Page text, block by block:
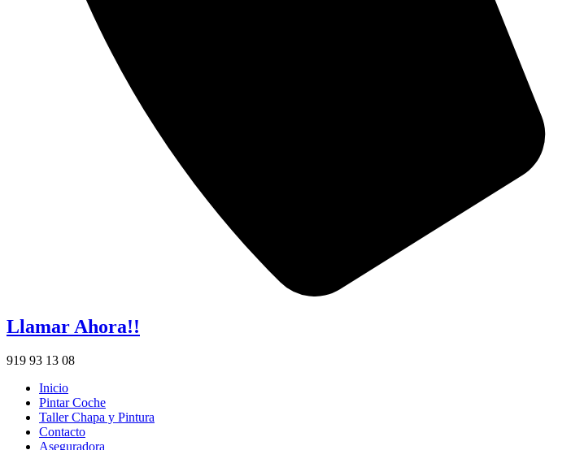
Llamar Ahora!!
919 93 13 08
Inicio
Pintar Coche
Taller Chapa y Pintura
Contacto
Aseguradora